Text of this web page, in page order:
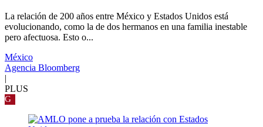
La relación de 200 años entre México y Estados Unidos está
evolucionando, como la de dos hermanos en una familia inestable
pero afectuosa. Esto o...
México
Agencia Bloomberg
|
PLUS
G